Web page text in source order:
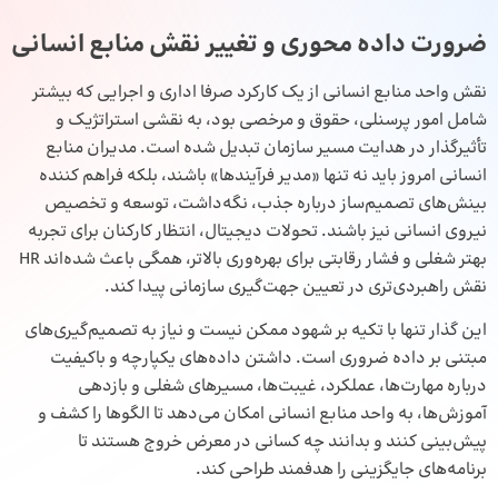
ضرورت داده محوری و تغییر نقش منابع انسانی
نقش واحد منابع انسانی از یک کارکرد صرفا اداری و اجرایی که بیشتر
شامل امور پرسنلی، حقوق و مرخصی بود، به نقشی استراتژیک و
تأثیرگذار در هدایت مسیر سازمان تبدیل شده است. مدیران منابع
انسانی امروز باید نه تنها «مدیر فرآیندها» باشند، بلکه فراهم کننده
بینش‌های تصمیم‌ساز درباره جذب، نگه‌داشت، توسعه و تخصیص
نیروی انسانی نیز باشند. تحولات دیجیتال، انتظار کارکنان برای تجربه
بهتر شغلی و فشار رقابتی برای بهره‌وری بالاتر، همگی باعث شده‌اند HR
نقش راهبردی‌تری در تعیین جهت‌گیری سازمانی پیدا کند.
این گذار تنها با تکیه بر شهود ممکن نیست و نیاز به تصمیم‌گیری‌های
مبتنی بر داده ضروری است. داشتن داده‌های یکپارچه و باکیفیت
درباره مهارت‌ها، عملکرد، غیبت‌ها، مسیرهای شغلی و بازدهی
آموزش‌ها، به واحد منابع انسانی امکان می‌دهد تا الگوها را کشف و
پیش‌بینی کنند و بدانند چه کسانی در معرض خروج هستند تا
برنامه‌های جایگزینی را هدفمند طراحی کند.